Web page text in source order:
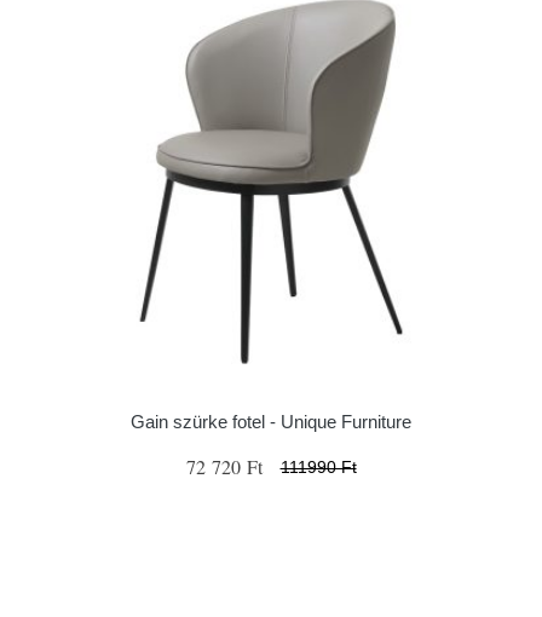
Gain szürke fotel - Unique Furniture
72 720 Ft 111990 Ft